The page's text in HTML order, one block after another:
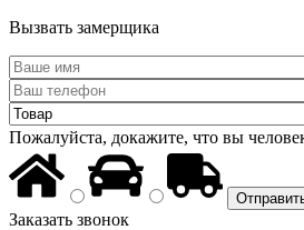
Вызвать замерщика
Пожалуйста, докажите, что вы
Заказать звонок